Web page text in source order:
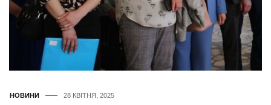
НОВИНИ 28 КВІТНЯ, 2025